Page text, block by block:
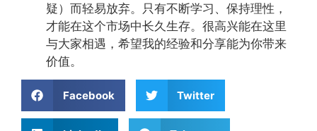
疑）而轻易放弃。只有不断学习、保持理性，
才能在这个市场中长久生存。很高兴能在这里
与大家相遇，希望我的经验和分享能为你带来
价值。
Facebook Twitter